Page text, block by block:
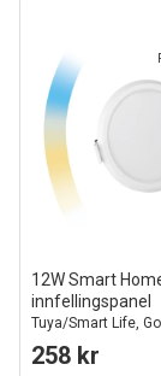
12W Smart
innfellingspanel
Tuya/Smart Life,
og app, hull: Ø15,5
Ø16,2 cm
258 kr